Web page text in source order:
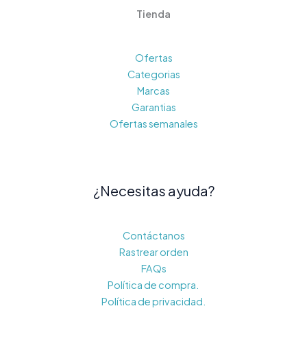
Tienda
Ofertas
Categorias
Marcas
Garantias
Ofertas semanales
¿Necesitas ayuda?
Contáctanos
Rastrear orden
FAQs
Política de compra.
Política de privacidad.